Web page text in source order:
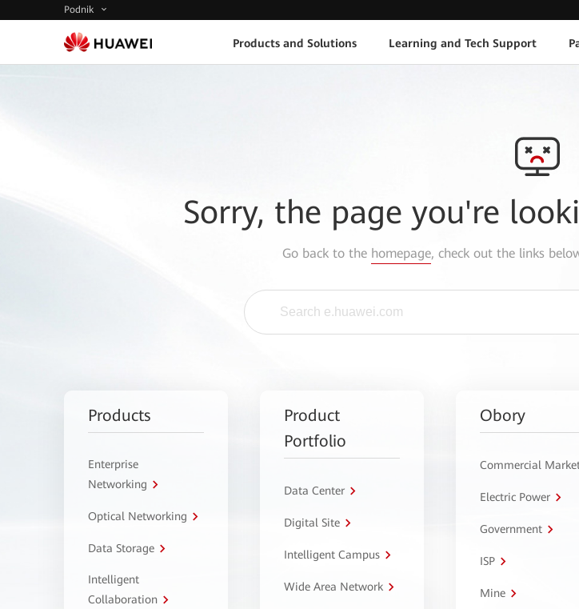
Podnik
Products and Solutions Learning and Tech Support
Sorry, the page you're
Go back to the homepage, check out the links
Products
Enterprise
Networking
Optical Networking
Data Storage
Intelligent
Collaboration
Product
Portfolio
Data Center
Digital Site
Intelligent Campus
Wide Area Network
Obory
Commercial
Electric Power
Government
ISP
Mine